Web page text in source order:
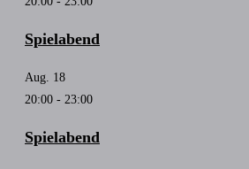
Spielabend
Aug. 18
20:00 - 23:00
Spielabend